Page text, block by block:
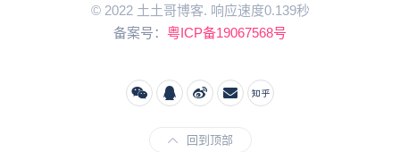
© 2022 土土哥博客. 响应速度0.139秒
备案号： 粤ICP备19067568号
回到顶部